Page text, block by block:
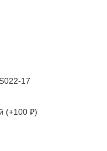
17
(+100 ₽)